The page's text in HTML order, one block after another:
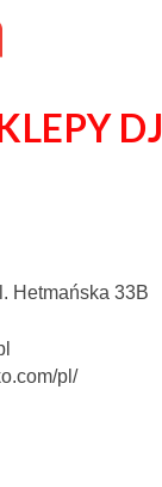
DJ
Hetmańska 33B
pl/